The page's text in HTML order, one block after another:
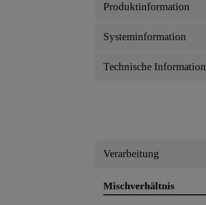
Produktinformation
Systeminformation
Technische Information
Verarbeitung
Mischverhältnis